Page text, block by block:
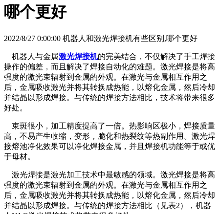
哪个更好
2022/8/27 0:00:00 机器人和激光焊接机有些区别,哪个更好
机器人与金属激光焊接机的完美结合，不仅解决了手工焊接
操作的偏差，而且解决了焊接自动化的难题。激光焊接是将高
强度的激光束辐射到金属的外观。在激光与金属相互作用之
后，金属吸收激光并将其转换成热能，以熔化金属，然后冷却
并结晶以形成焊接。与传统的焊接方法相比，技术将带来很多
好处。
束斑很小，加工精度提高了一倍。热影响区极小，焊接质量
高，不易产生收缩，变形，脆化和热裂纹等热副作用。激光焊
接熔池净化效果可以净化焊接金属，并且焊接机功能等于或优
于母材。
激光焊接是激光加工技术中最敏感的领域。激光焊接是将高
强度的激光束辐射到金属的外观。在激光与金属相互作用之
后，金属吸收激光并将其转换成热能，以熔化金属，然后冷却
并结晶以形成焊接。与传统的焊接方法相比（见表2），机器